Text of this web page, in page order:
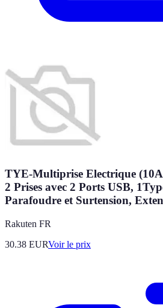
TYE-Multiprise Electrique
2 Prises avec 2 Ports USB,
Parafoudre et Surtension,
Rakuten FR
30.38 EURVoir le prix